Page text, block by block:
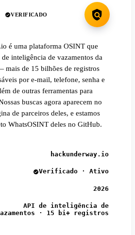
VERIFICADO
é uma plataforma OSINT que
de inteligência de vazamentos da
mais de 15 bilhões de registros
por e-mail, telefone, senha e
de outras ferramentas para
buscas agora aparecem no
de parceiros deles, e estamos
WhatsOSINT deles no GitHub.
hackunderway.io
Verificado · Ativo
2026
API de inteligência de
· 15 bi+ registros